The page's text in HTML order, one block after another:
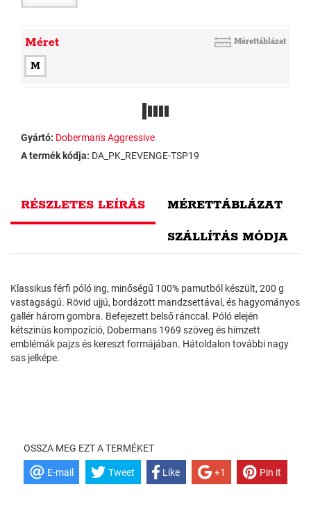
Méret Mérettáblázat
M
Gyártó: Doberman's Aggressive
A termék kódja: DA_PK_REVENGE-TSP19
RÉSZLETES LEÍRÁS MÉRETTÁBLÁZAT
SZÁLLÍTÁS MÓDJA
Klassikus férfi póló ing, minőségű 100% pamutból készült, 200 g
vastagságú. Rövid ujjú, bordázott mandzsettával, és hagyományos
gallér három gombra. Befejezett belső ránccal. Póló elején
kétszinüs kompozíció, Dobermans 1969 szöveg és hímzett
emblémák pajzs és kereszt formájában. Hátoldalon további nagy
sas jelképe.
OSSZA MEG EZT A TERMÉKET
E-mail Tweet Like +1 Pin it